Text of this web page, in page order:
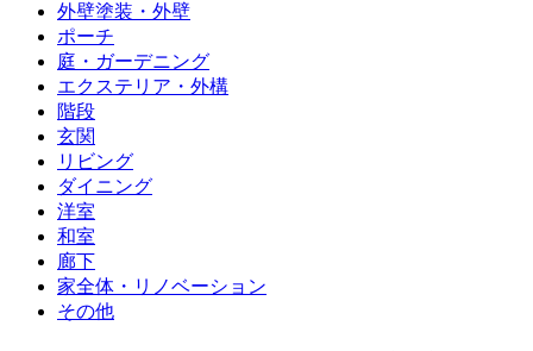
外壁塗装・外壁
ポーチ
庭・ガーデニング
エクステリア・外構
階段
玄関
リビング
ダイニング
洋室
和室
廊下
家全体・リノベーション
その他